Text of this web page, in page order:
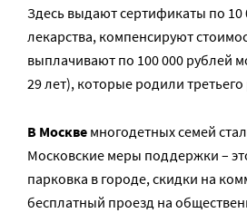
Здесь выдают сертификаты по 10
лекарства, компенсируют
выплачивают по 100 000 рублей
29 лет), которые родили
В Москве многодетных семей
Московские меры поддержки –
парковка в городе, скидки на
бесплатный проезд на